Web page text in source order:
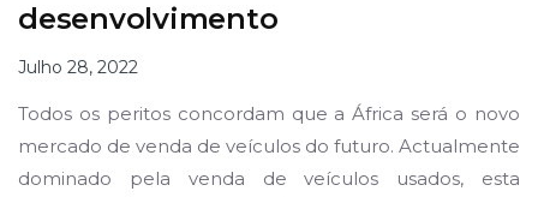
desenvolvimento
Julho 28, 2022
Todos os peritos concordam que a África será o novo
mercado de venda de veículos do futuro. Actualmente
dominado pela venda de veículos usados, esta